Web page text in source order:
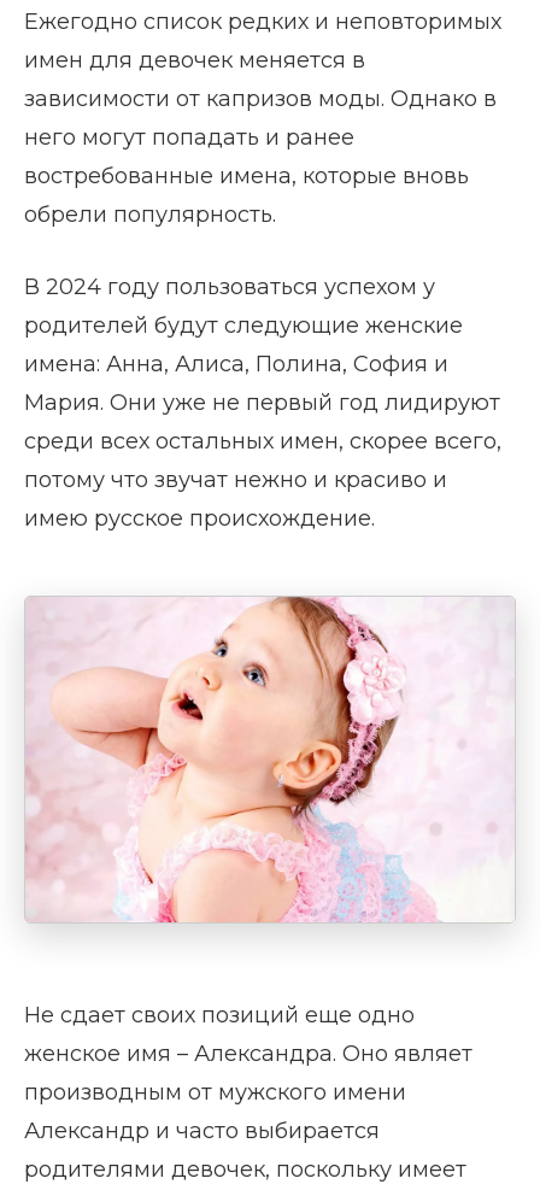
Ежегодно список редких и неповторимых
имен для девочек меняется в
зависимости от капризов моды. Однако в
него могут попадать и ранее
востребованные имена, которые вновь
обрели популярность.
В 2024 году пользоваться успехом у
родителей будут следующие женские
имена: Анна, Алиса, Полина, София и
Мария. Они уже не первый год лидируют
среди всех остальных имен, скорее всего,
потому что звучат нежно и красиво и
имею русское происхождение.
Не сдает своих позиций еще одно
женское имя – Александра. Оно являет
производным от мужского имени
Александр и часто выбирается
родителями девочек, поскольку имеет